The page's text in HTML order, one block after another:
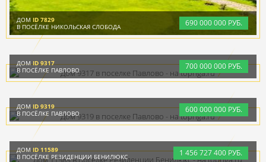
690000000 РУБ.
ДОМ ID 7829
В ПОСЁЛКЕ НИКОЛЬСКАЯ СЛОБОДА
700000000 РУБ.
ДОМID 9317
В ПОСЁЛКЕ ПАВЛОВО
600000000 РУБ.
ДОМID 9319
В ПОСЁЛКЕ ПАВЛОВО
1 456727400 РУБ.
ДОМID 11589
В ПОСЁЛКЕ РЕЗИДЕНЦИИ БЕНИЛЮКС